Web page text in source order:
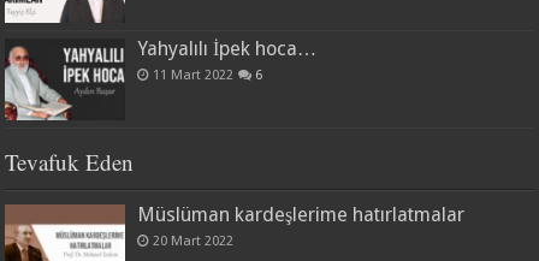
Yahyalılı İpek hoca…
11 Mart 2022 6
Tevafuk Eden
Müslüman kardeşlerime hatırlatmalar
20 Mart 2022